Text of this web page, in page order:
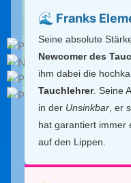
🌊 Franks
Seine absolute
Newcomer des
ihm dabei die
Tauchlehrer. Seine
in der Unsinkbar, er
hat garantiert immer
auf den Lippen.